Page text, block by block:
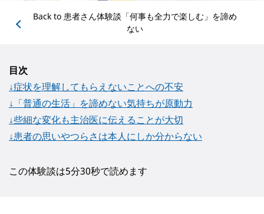
Back to 患者さん体験談「何事も全力で楽しむ」を諦め
ない
目次
↓症状を理解してもらえないことへの不安
↓「普通の生活」を諦めない気持ちが原動力
↓些細な変化も主治医に伝えることが大切
↓患者の思いやつらさは本人にしか分からない
この体験談は5分30秒で読めます